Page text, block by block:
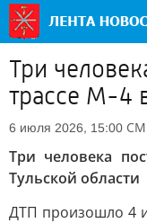
Три
трассе М-4
6 июля 2026, 15:00
Три человека
Тульской области
ДТП произошло 4